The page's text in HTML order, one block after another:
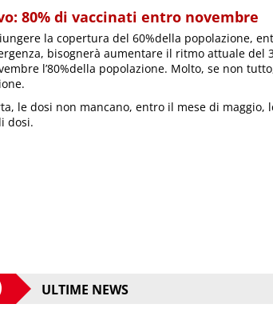
80% di vaccinati entro novembre
la copertura del 60%della popolazione,
bisognerà aumentare il ritmo attuale del
l’80%della popolazione. Molto, se non
le dosi non mancano, entro il mese di
dosi.
ULTIME NEWS